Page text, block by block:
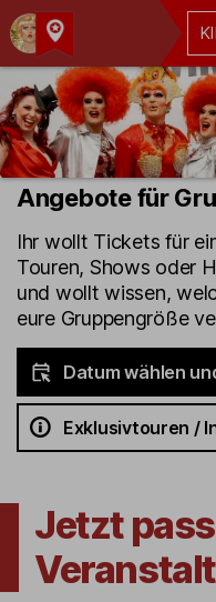
Kult-
Kieztouren
Hamburg
Angebote für
Ihr wollt Tickets für
Touren, Shows oder
und wollt wissen,
eure Gruppengröße
Datum wählen
Exklusivtouren /
Jetzt